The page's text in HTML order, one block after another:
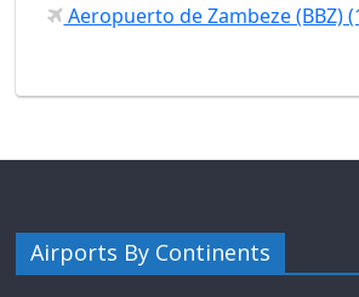
Aeropuerto de Zambeze (BBZ)
Airports By Continents